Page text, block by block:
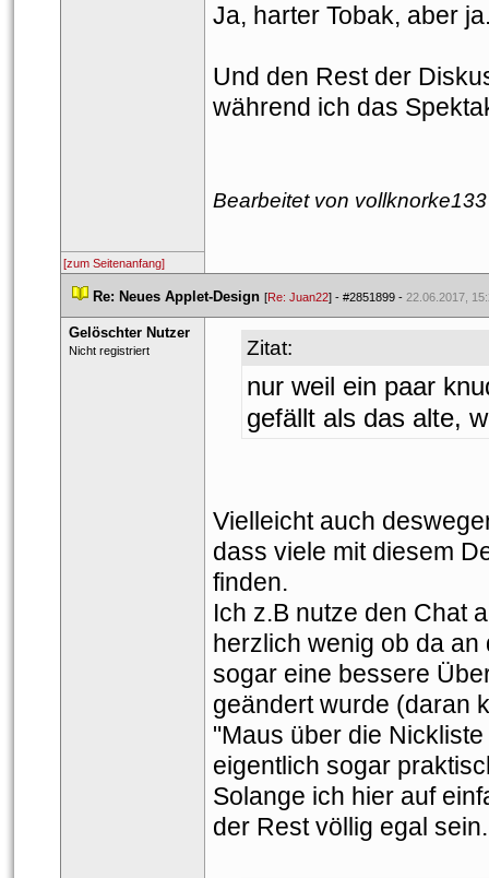
Ja, harter Tobak, aber
Und den Rest der
während ich das
Bearbeitet von
[zum Seitenanfang]
Re: Neues Applet-Design [Re: Juan22] - #2851899 - 22.06.2017,
Gelöschter Nutzer
Nicht registriert Zitat:
nur weil ein paar
gefällt als das alte,
Vielleicht auch
dass viele mit diesem
finden.
Ich z.B nutze den Chat
herzlich wenig ob da
ogar eine bessere
geändert wurde (daran
"Maus über die
eigentlich sogar
Solange ich hier auf
der Rest völlig egal sein.